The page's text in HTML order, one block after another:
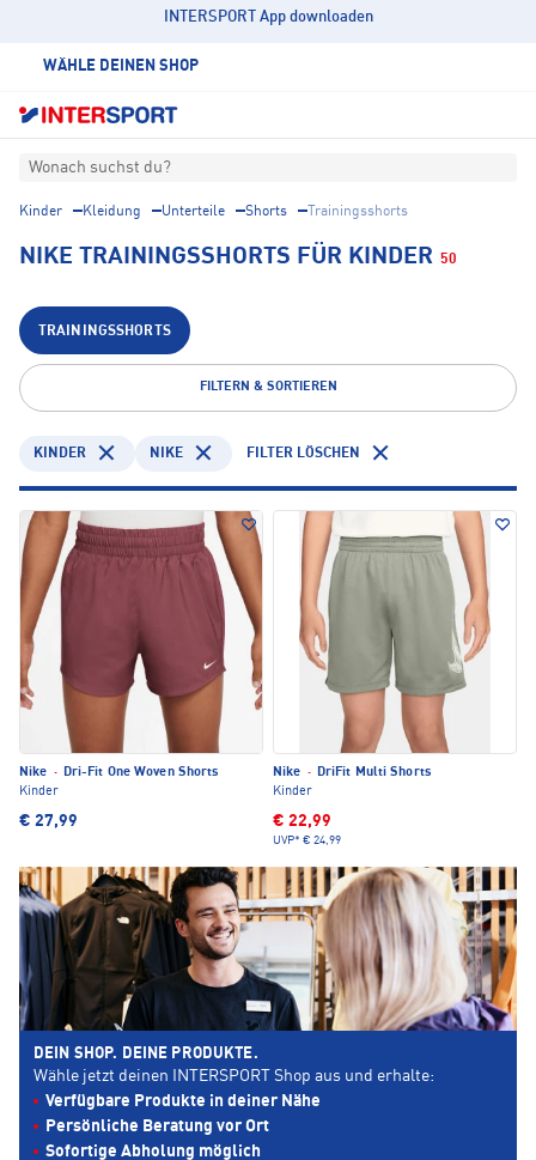
INTERSPORT App downloaden
WÄHLE DEINEN SHOP
Wonach suchst du?
Kinder Kleidung Unterteile Shorts Trainingsshorts
NIKE TRAININGSSHORTS FÜR KINDER 50
TRAININGSSHORTS
FILTERN & SORTIEREN
KINDER NIKE FILTER LÖSCHEN
Nike ·
Dri-Fit One Woven Shorts
Kinder
€ 27,99
Nike ·
DriFit Multi Shorts
Kinder
€ 22,99
UVP* € 24,99
DEIN SHOP. DEINE PRODUKTE.
Wähle jetzt deinen INTERSPORT Shop aus und erhalte:
Verfügbare Produkte in deiner Nähe
Persönliche Beratung vor Ort
Sofortige Abholung möglich